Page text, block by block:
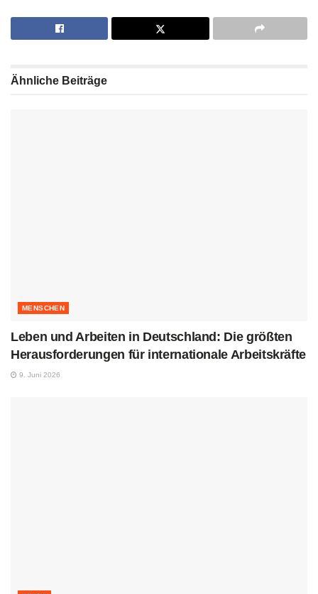
Ähnliche Beiträge
MENSCHEN
Leben und Arbeiten in Deutschland: Die größten
Herausforderungen für internationale Arbeitskräfte
9. Juni 2026